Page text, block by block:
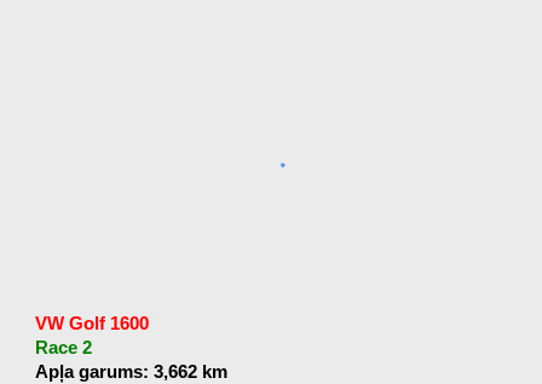
VW Golf 1600
Race 2
Apļa garums: 3,662 km